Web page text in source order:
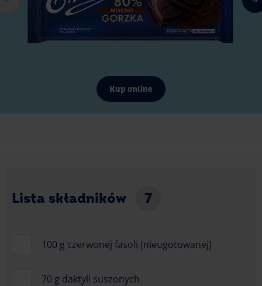
Kup online
Lista składników 7
100 g czerwonej fasoli (nieugotowanej)
70 g daktyli suszonych